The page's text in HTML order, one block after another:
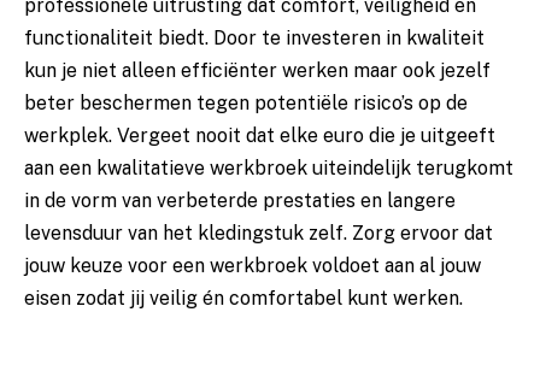
professionele uitrusting dat comfort, veiligheid en
functionaliteit biedt. Door te investeren in kwaliteit
kun je niet alleen efficiënter werken maar ook jezelf
beter beschermen tegen potentiële risico’s op de
werkplek. Vergeet nooit dat elke euro die je uitgeeft
aan een kwalitatieve werkbroek uiteindelijk terugkomt
in de vorm van verbeterde prestaties en langere
levensduur van het kledingstuk zelf. Zorg ervoor dat
jouw keuze voor een werkbroek voldoet aan al jouw
eisen zodat jij veilig én comfortabel kunt werken.